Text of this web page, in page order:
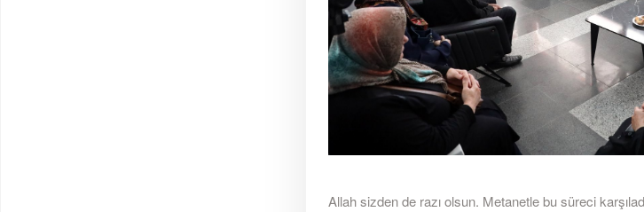
Allah sizden de razı olsun. Metanetle bu süreci